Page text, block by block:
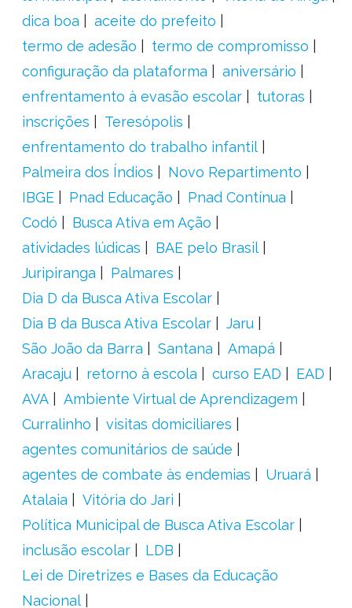
dica boa
aceite do prefeito
termo de adesão
termo de compromisso
configuração da plataforma
aniversário
enfrentamento à evasão escolar
tutoras
inscrições
Teresópolis
enfrentamento do trabalho infantil
Palmeira dos Índios
Novo Repartimento
IBGE
Pnad Educação
Pnad Contínua
Codó
Busca Ativa em Ação
atividades lúdicas
BAE pelo Brasil
Juripiranga
Palmares
Dia D da Busca Ativa Escolar
Dia B da Busca Ativa Escolar
Jaru
São João da Barra
Santana
Amapá
Aracaju
retorno à escola curso EAD
EAD
AVA
Ambiente Virtual de Aprendizagem
Curralinho
visitas domiciliares
agentes comunitários de saúde
agentes de combate às endemias
Uruará
Atalaia
Vitória do Jari
Política Municipal de Busca Ativa Escolar
inclusão escolar
LDB
Lei de Diretrizes e Bases da Educação
Nacional